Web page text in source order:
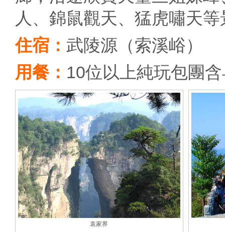
人、錦鼠觀天、猛虎嘯天
住宿： 武陵源（索溪峪）
用餐： 10位以上純玩包團
袁家界